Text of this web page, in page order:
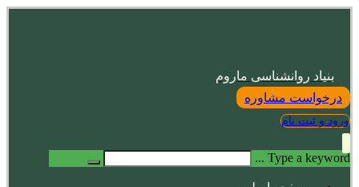
بنیاد روانشناسی ماروم
درخواست مشاوره
ورود و ثبت نام
Type a keyword ...